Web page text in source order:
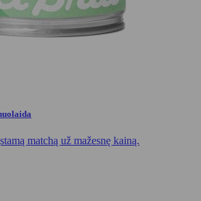
matchą už mažesnę kainą.